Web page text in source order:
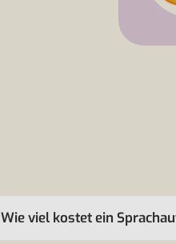
Wie viel kostet ein